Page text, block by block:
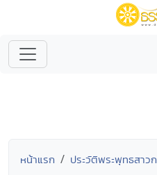
หน้าแรก ประวัติพระพุทธสาวก